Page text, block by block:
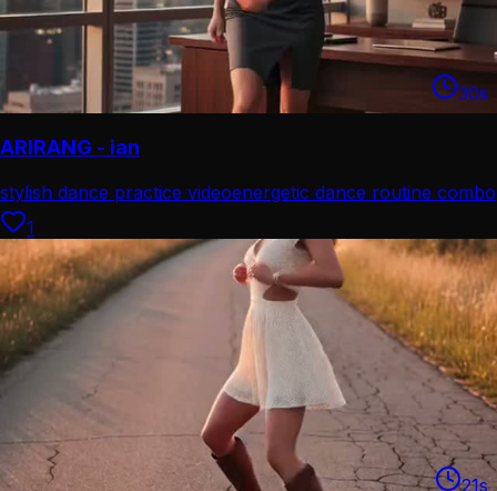
30s
ARIRANG - ian
stylish dance practice videoenergetic dance routine combo
1
21s